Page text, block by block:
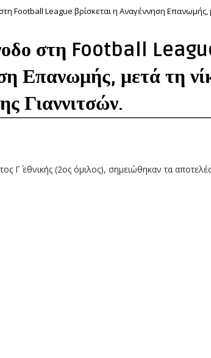
Football League βρίσκεται η Αναγέννηση Επανωμής,
στη Football
Επανωμής, μετά τη
Γιαννιτσών.
Γ΄ εθνικής (2ος όμιλος), σημειώθηκαν τα